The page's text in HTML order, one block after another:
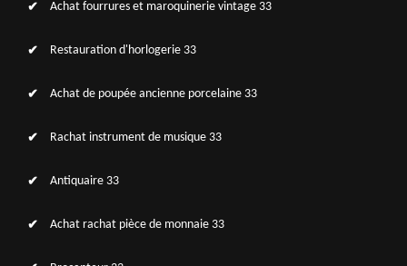
Achat fourrures et maroquinerie vintage 33
Restauration d'horlogerie 33
Achat de poupée ancienne porcelaine 33
Rachat instrument de musique 33
Antiquaire 33
Achat rachat pièce de monnaie 33